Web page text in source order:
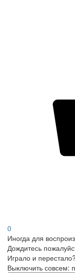
0
Иногда для
Дождитесь
Играло и
Выключить совсем: